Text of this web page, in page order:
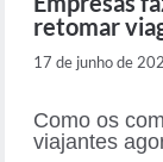
retomar
17 de junho de
Como os
viajantes